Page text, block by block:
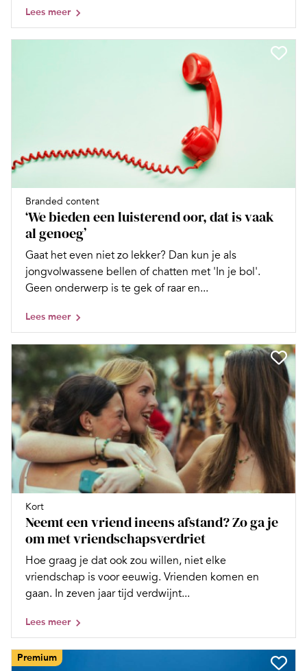
Lees meer
Branded content
‘We bieden een luisterend oor, dat is vaak
al genoeg’
Gaat het even niet zo lekker? Dan kun je als
jongvolwassene bellen of chatten met 'In je bol'.
Geen onderwerp is te gek of raar en...
Lees meer
Kort
Neemt een vriend ineens afstand? Zo ga je
om met vriendschapsverdriet
Hoe graag je dat ook zou willen, niet elke
vriendschap is voor eeuwig. Vrienden komen en
gaan. In zeven jaar tijd verdwijnt...
Lees meer
Premium